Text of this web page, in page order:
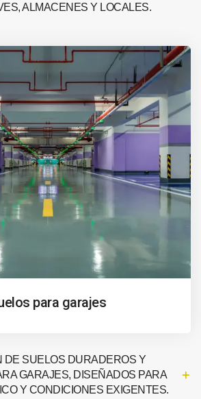
ALMACENES Y LOCALES.
para garajes
DE SUELOS DURADEROS Y
GARAJES, DISEÑADOS PARA
Y CONDICIONES EXIGENTES.